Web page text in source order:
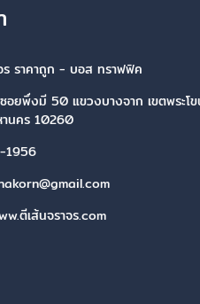
ร ราคาถูก - บอส ทราฟฟิค
ยพึ่งมี 50 แขวงบางจาก เขตพระโ
นคร 10260
1956
ตีเส้นจราจร.com